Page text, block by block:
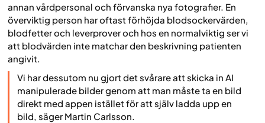
annan vårdpersonal och förvanska nya fotografier. En
överviktig person har oftast förhöjda blodsockervärden,
blodfetter och leverprover och hos en normalviktig ser vi
att blodvärden inte matchar den beskrivning patienten
angivit.
Vi har dessutom nu gjort det svårare att skicka in AI
manipulerade bilder genom att man måste ta en bild
direkt med appen istället för att själv ladda upp en
bild, säger Martin Carlsson.